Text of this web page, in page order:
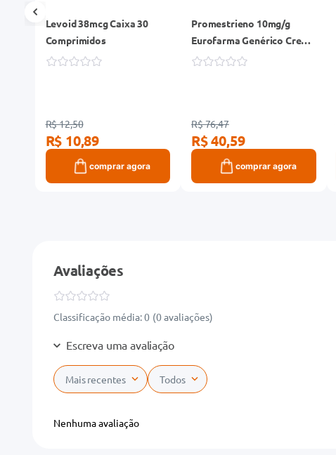
Levoid 38mcg Caixa 30
Comprimidos
R$ 12,50
R$ 10,89
comprar agora
Promestrieno 10mg/g
Eurofarma Genérico Creme
Vaginal Bisnaga 30g + 20
R$ 76,47
R$ 40,59
comprar agora
Avaliações
Classificação média: 0 (0 avaliações)
Escreva uma avaliação
Adicionar avaliação
Mais recentes Todos
Nenhuma avaliação